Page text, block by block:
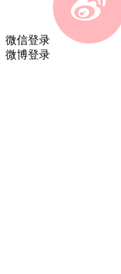
微信登录
微博登录